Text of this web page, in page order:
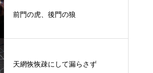
前門の虎、後門の狼
天網恢恢疎にして漏らさず